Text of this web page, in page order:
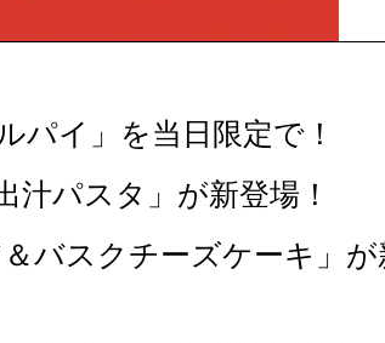
イ」を当日限定で！
パスタ」が新登場！
バスクチーズケーキ」が